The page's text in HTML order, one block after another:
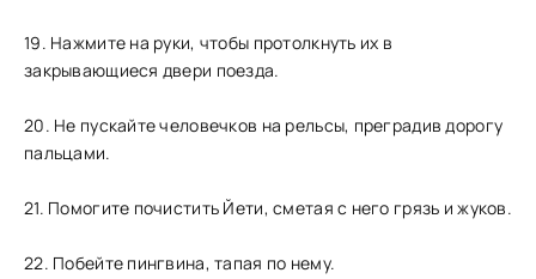
19. Нажмите на руки, чтобы протолкнуть их в
закрывающиеся двери поезда.
20. Не пускайте человечков на рельсы, преградив дорогу
пальцами.
21. Помогите почистить Йети, сметая с него грязь и жуков.
22. Побейте пингвина, тапая по нему.